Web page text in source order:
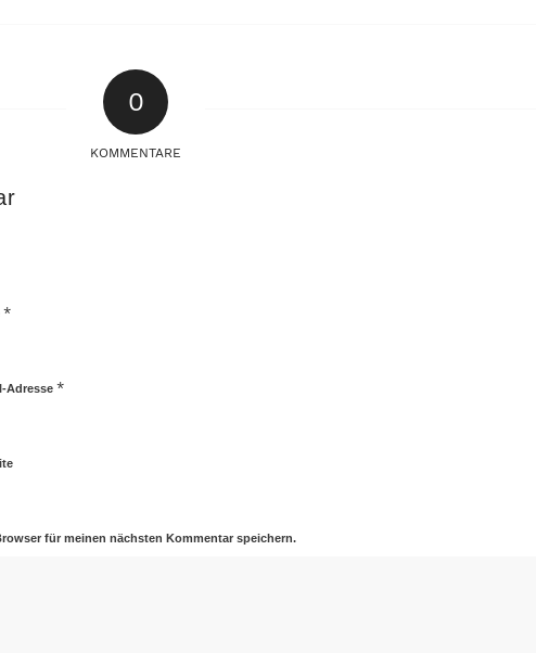
0
KOMMENTARE
*
Adresse *
für meinen nächsten Kommentar speichern.